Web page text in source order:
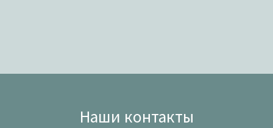
Наши контакты